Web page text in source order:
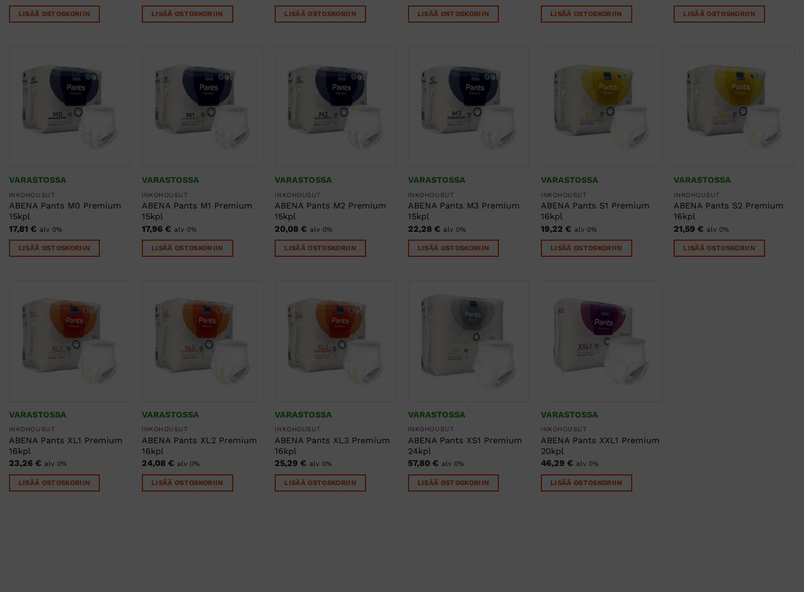
LISÄÄ OSTOSKORIIN LISÄÄ OSTOSKORIIN LISÄÄ OSTOSKORIIN LISÄÄ OSTOSKORIIN LISÄÄ OSTOSKORIIN LISÄÄ OSTOSKORIIN
VARASTOSSA
INKOHOUSUT
ABENA Pants M0 Premium
15kpl
17,81 € alv 0%
LISÄÄ OSTOSKORIIN
VARASTOSSA
INKOHOUSUT
ABENA Pants M1 Premium
15kpl
17,96€ alv 0%
LISÄÄ OSTOSKORIIN
VARASTOSSA
INKOHOUSUT
ABENA Pants M2 Premium
15kpl
20,08€ alv 0%
LISÄÄ OSTOSKORIIN
VARASTOSSA
INKOHOUSUT
ABENA Pants M3 Premium
15kpl
22,28 € alv 0%
LISÄÄ OSTOSKORIIN
VARASTOSSA
INKOHOUSUT
ABENA Pants S1 Premium
16kpl
19,22€ alv 0%
LISÄÄ OSTOSKORIIN
VARASTOSSA
INKOHOUSUT
ABENA Pants S2 Premium
16kpl
21,59€ alv 0%
LISÄÄ OSTOSKORIIN
VARASTOSSA
INKOHOUSUT
ABENA Pants XL1 Premium
16kpl
23,26 € alv 0%
LISÄÄ OSTOSKORIIN
VARASTOSSA
INKOHOUSUT
ABENA Pants XL2 Premium
16kpl
24,08€ alv 0%
LISÄÄ OSTOSKORIIN
VARASTOSSA
INKOHOUSUT
ABENA Pants XL3 Premium
16kpl
25,29€ alv 0%
LISÄÄ OSTOSKORIIN
VARASTOSSA
INKOHOUSUT
ABENA Pants XS1 Premium
24kpl
57,80 € alv 0%
LISÄÄ OSTOSKORIIN
VARASTOSSA
INKOHOUSUT
ABENA Pants XXL1 Premium
20kpl
46,29€ alv 0%
LISÄÄ OSTOSKORIIN